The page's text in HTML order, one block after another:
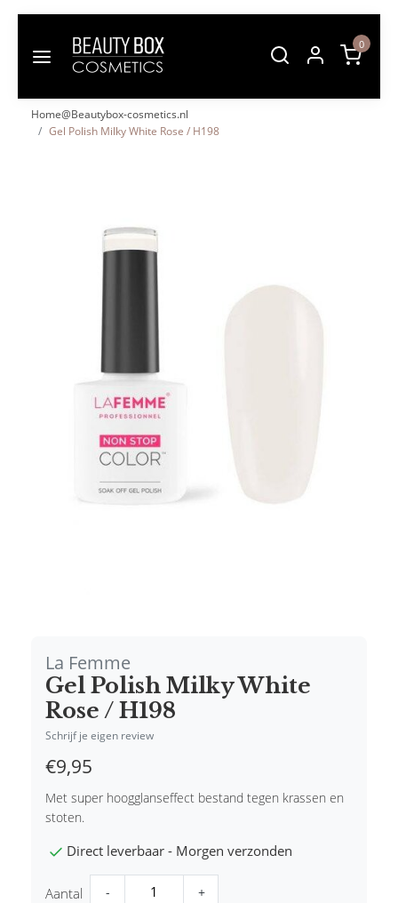
0
Home@Beautybox-cosmetics.nl
Gel Polish Milky White Rose / H198
La Femme
Gel Polish Milky White
Rose / H198
Schrijf je eigen review
€9,95
Met super hoogglanseffect bestand tegen krassen en
stoten.
Direct leverbaar - Morgen verzonden
Aantal - +